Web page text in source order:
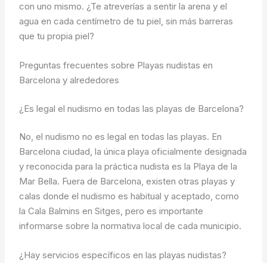
con uno mismo. ¿Te atreverías a sentir la arena y el
agua en cada centímetro de tu piel, sin más barreras
que tu propia piel?
Preguntas frecuentes sobre Playas nudistas en
Barcelona y alrededores
¿Es legal el nudismo en todas las playas de Barcelona?
No, el nudismo no es legal en todas las playas. En
Barcelona ciudad, la única playa oficialmente designada
y reconocida para la práctica nudista es la Playa de la
Mar Bella. Fuera de Barcelona, existen otras playas y
calas donde el nudismo es habitual y aceptado, como
la Cala Balmins en Sitges, pero es importante
informarse sobre la normativa local de cada municipio.
¿Hay servicios específicos en las playas nudistas?